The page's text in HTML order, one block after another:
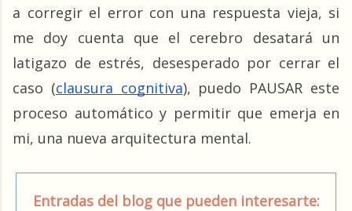
a corregir el error con una respuesta vieja, si
me doy cuenta que el cerebro desatará un
latigazo de estrés, desesperado por cerrar el
caso (clausura cognitiva), puedo PAUSAR este
proceso automático y permitir que emerja en
mi, una nueva arquitectura mental.
Entradas del blog que pueden interesarte: